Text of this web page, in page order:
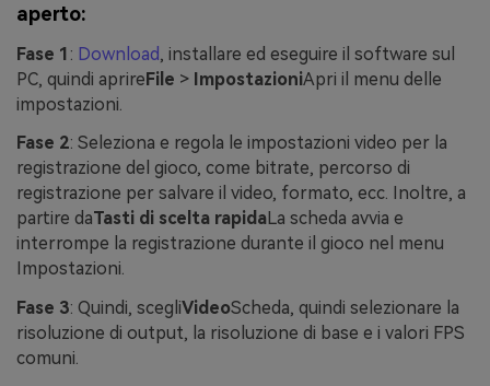
aperto:
Fase 1 : Download, installare ed eseguire il software sul
PC, quindi aprireFile > ImpostazioniApri il menu delle
impostazioni.
Fase 2: Seleziona e regola le impostazioni video per la
registrazione del gioco, come bitrate, percorso di
registrazione per salvare il video, formato, ecc. Inoltre, a
partire daTasti di scelta rapidaLa scheda avvia e
interrompe la registrazione durante il gioco nel menu
Impostazioni.
Fase 3: Quindi, scegliVideoScheda, quindi selezionare la
risoluzione di output, la risoluzione di base e i valori FPS
comuni.